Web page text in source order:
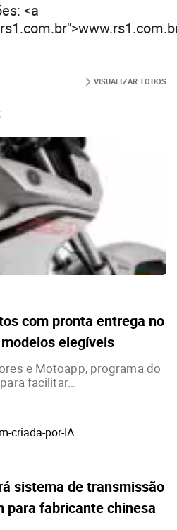
<a
VISUALIZAR TODOS
com pronta entrega no
elegíveis
e Motoapp, programa do
facilitar...
sistema de transmissão
para fabricante chinesa